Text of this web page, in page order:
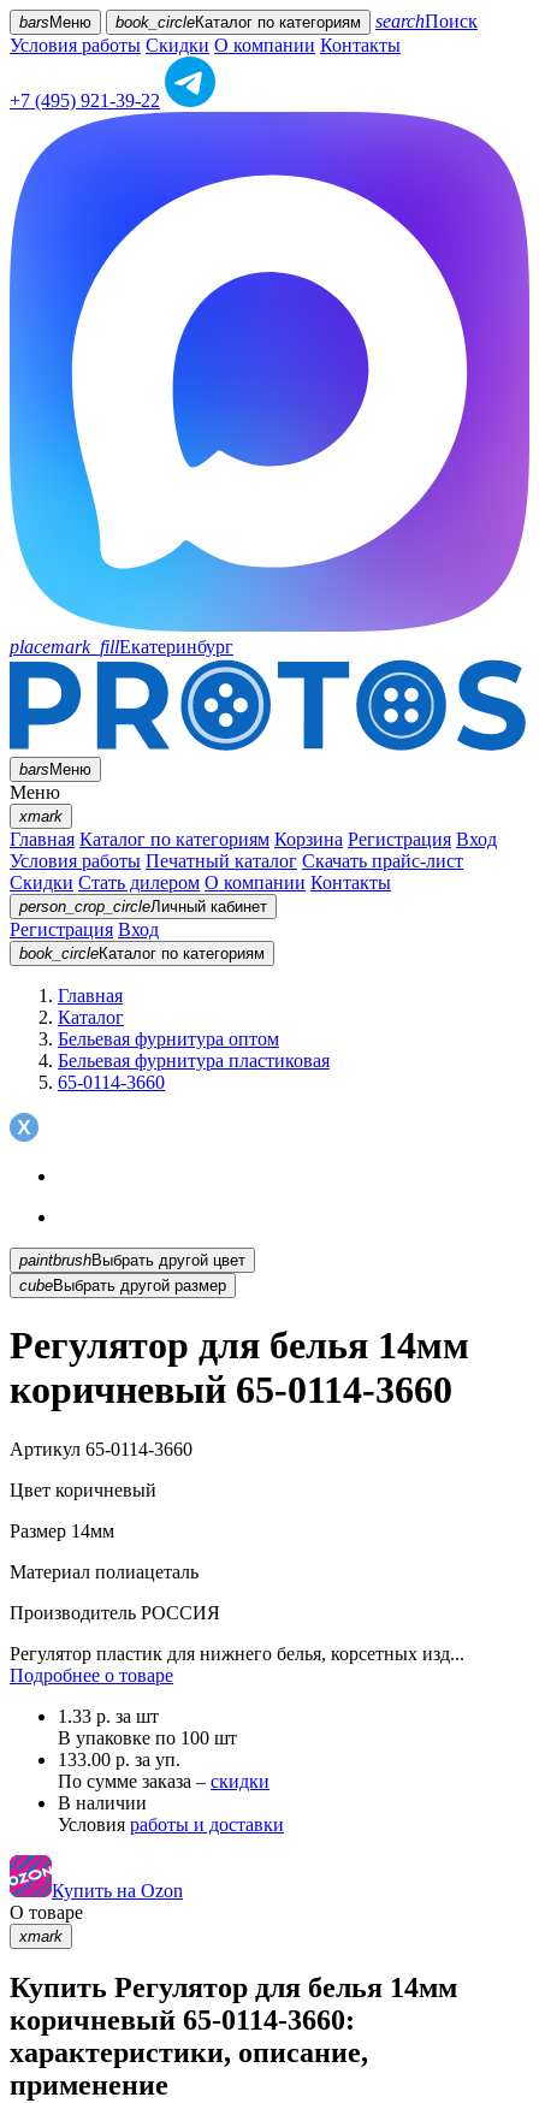
bars Меню book_circleКаталог по категориям searchПоиск
Условия работы Скидки О компании Контакты
+7 (495) 921-39-22
placemark_fillЕкатеринбург
barsМеню
Меню
xmark
Главная Каталог по категориям Корзина Регистрация Вход
Условия работы Печатный каталог Скачать прайс-лист
Скидки Стать дилером О компании Контакты
person_crop_circleЛичный кабинет
Регистрация Вход
book_circleКаталог по категориям
Главная
Каталог
Бельевая фурнитура оптом
Бельевая фурнитура пластиковая
65-0114-3660
paintbrush
Выбрать другой цвет
cubeВыбрать другой размер
Регулятор для белья 14мм
коричневый 65-0114-3660
Артикул 65-0114-3660
Цвет коричневый
Размер 14мм
Материал полиацеталь
Производитель РОССИЯ
Регулятор пластик для нижнего белья, корсетных изд...
Подробнее о товаре
1.33 р. за шт
В упаковке по 100 шт
133.00 р. за уп.
По сумме заказа – скидки
В наличии
Условия работы и доставки
Купить на Ozon
О товаре
xmark
Купить Регулятор для белья 14мм
коричневый 65-0114-3660:
характеристики, описание,
применение